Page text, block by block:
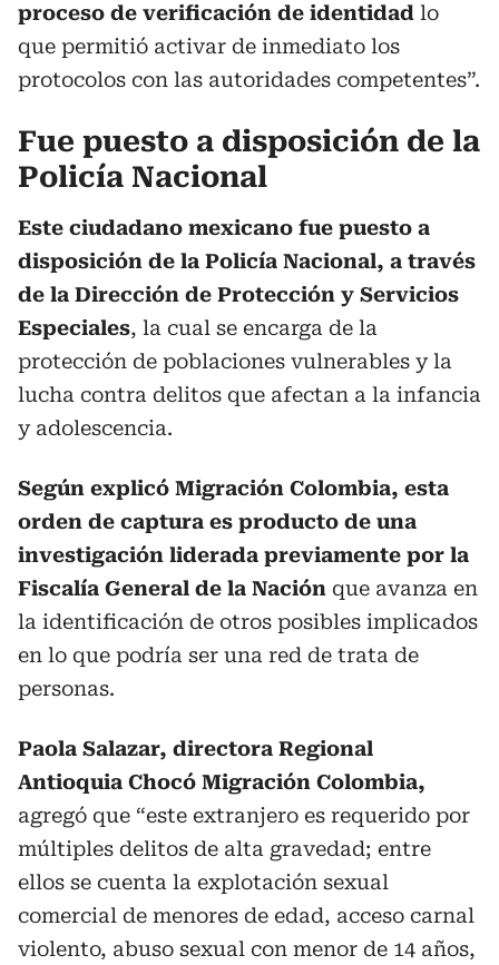
proceso de verificación de identidad lo
que permitió activar de inmediato los
protocolos con las autoridades competentes”.
Fue puesto a disposición de la
Policía Nacional
Este ciudadano mexicano fue puesto a
disposición de la Policía Nacional, a través
de la Dirección de Protección y Servicios
Especiales, la cual se encarga de la
protección de poblaciones vulnerables y la
lucha contra delitos que afectan a la infancia
y adolescencia.
Según explicó Migración Colombia, esta
orden de captura es producto de una
investigación liderada previamente por la
Fiscalía General de la Nación que avanza en
la identificación de otros posibles implicados
en lo que podría ser una red de trata de
personas.
Paola Salazar, directora Regional
Antioquia Chocó Migración Colombia,
agregó que “este extranjero es requerido por
múltiples delitos de alta gravedad; entre
ellos se cuenta la explotación sexual
comercial de menores de edad, acceso carnal
violento, abuso sexual con menor de 14 años,